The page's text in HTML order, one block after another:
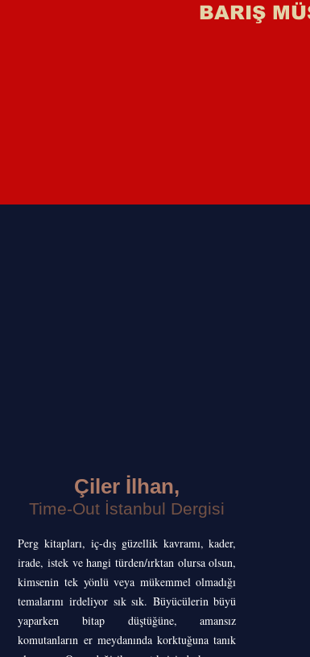
BARIŞ
Çiler İlhan,
Time-Out İstanbul Dergisi
Perg kitapları, iç-dış güzellik kavramı, kader,
irade, istek ve hangi türden/ırktan olursa olsun,
kimsenin tek yönlü veya mükemmel olmadığı
temalarını irdeliyor sık sık. Büyücülerin büyü
yaparken bitap düştüğüne, amansız
komutanların er meydanında korktuğuna tanık